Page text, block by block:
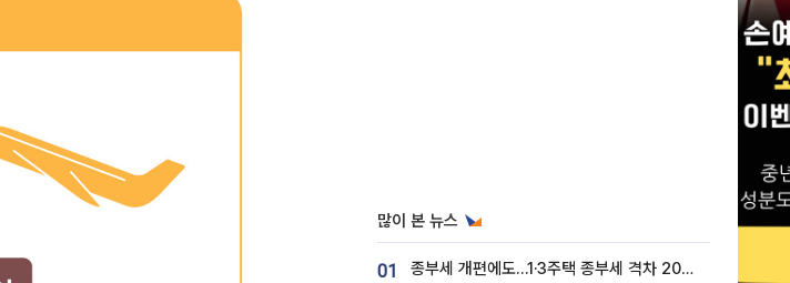
많이 본 뉴스
01 종부세 개편에도…1·3주택 종부세 격차 2028년부터 확대